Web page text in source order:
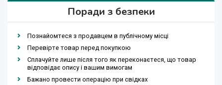
Поради з безпеки
Познайомтеся з продавцем в публічному місці
Перевірте товар перед покупкою
Сплачуйте лише після того як переконаєтеся, що товар
відповідає опису і вашим вимогам
Бажано провести операцію при свідках